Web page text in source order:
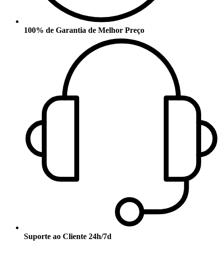
100% de Garantia de Melhor Preço
Suporte ao Cliente 24h/7d